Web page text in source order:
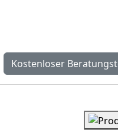
Kostenloser